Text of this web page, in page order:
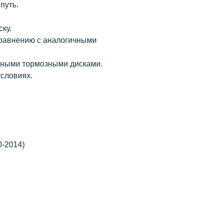
с аналогичными
тормозными дисками.
2014)